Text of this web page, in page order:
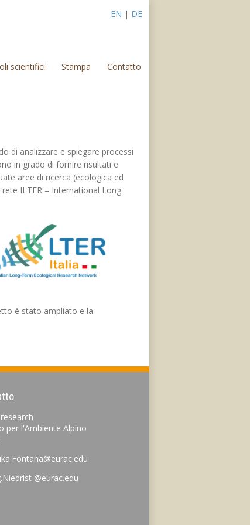
EN | DE
scientifici Stampa Contatto
di analizzare e spiegare processi
in grado di fornire risultati e
aree di ricerca (ecologica ed
ILTER – International Long
é stato ampliato e la
per l'Ambiente Alpino
@eurac.edu